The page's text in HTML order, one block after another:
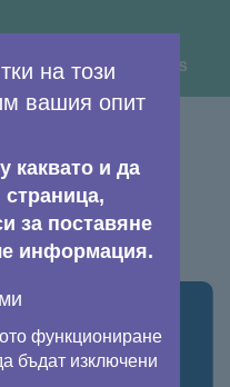
information & credits
на този
вашия опит
каквато и да
за поставяне
информация.
функциониране
бъдат изключени